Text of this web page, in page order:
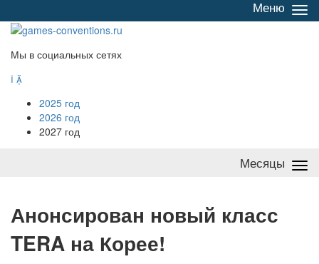
/
Меню
Мы в социальных сетях
 
2025 год
2026 год
2027 год
Месяцы
Анонсирован новый класс
TERA на Корее!